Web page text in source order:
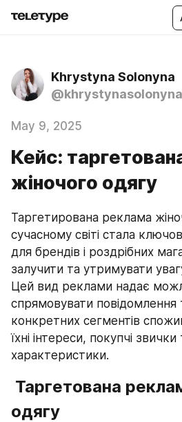
Khrystyna Solonyna
@khrystynasolonyna
May 9, 2025
Кейс:
жіночого одягу
Таргетирована реклама
сучасному світі стала
для брендів і роздрібних
залучити та утримувати
Цей вид реклами надає
спрямовувати повідомлення
конкретних сегментів
їхні інтереси, покупчі
характеристики.
одягу